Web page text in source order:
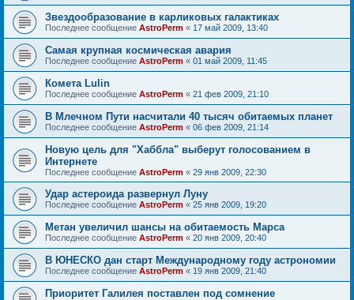
Звездообразование в карликовых галактиках
Последнее сообщение AstroPerm « 17 май 2009, 13:40
Самая крупная космическая авария
Последнее сообщение AstroPerm « 01 май 2009, 11:45
Комета Lulin
Последнее сообщение AstroPerm « 21 фев 2009, 21:10
В Млечном Пути насчитали 40 тысяч обитаемых планет
Последнее сообщение AstroPerm « 06 фев 2009, 21:14
Новую цель для "Хаббла" выберут голосованием в
Интернете
Последнее сообщение AstroPerm « 29 янв 2009, 22:30
Удар астероида развернул Луну
Последнее сообщение AstroPerm « 25 янв 2009, 19:20
Метан увеличил шансы на обитаемость Марса
Последнее сообщение AstroPerm « 20 янв 2009, 20:40
В ЮНЕСКО дан старт Международному году астрономии
Последнее сообщение AstroPerm « 19 янв 2009, 21:40
Приоритет Галилея поставлен под сомнение